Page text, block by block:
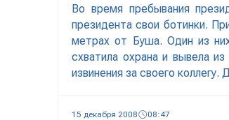
Во время пребывания
президента свои ботинки.
метрах от Буша. Один из
схватила охрана и вывела
извинения за своего
15 декабря 2008 08:47